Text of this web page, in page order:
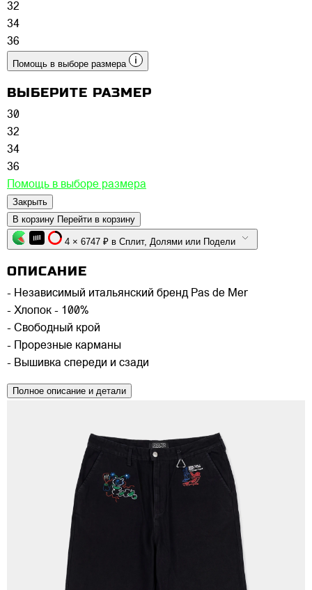
32
34
36
Помощь в выборе размера
ВЫБЕРИТЕ РАЗМЕР
30
32
34
36
Помощь в выборе размера
Закрыть
В корзину Перейти в корзину
4 × 6747 ₽ в Сплит, Долями или Подели
ОПИСАНИЕ
- Независимый итальянский бренд Pas de Mer
- Хлопок - 100%
- Свободный крой
- Прорезные карманы
- Вышивка спереди и сзади
Полное описание и детали